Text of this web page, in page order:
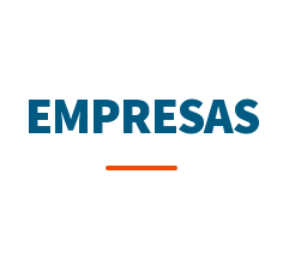
EMPRESAS